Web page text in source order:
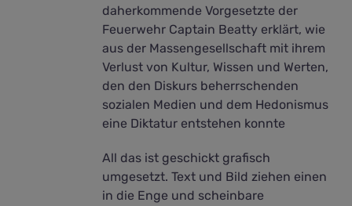
daherkommende Vorgesetzte der
Feuerwehr Captain Beatty erklärt, wie
aus der Massengesellschaft mit ihrem
Verlust von Kultur, Wissen und Werten,
den den Diskurs beherrschenden
sozialen Medien und dem Hedonismus
eine Diktatur entstehen konnte
All das ist geschickt grafisch
umgesetzt. Text und Bild ziehen einen
in die Enge und scheinbare